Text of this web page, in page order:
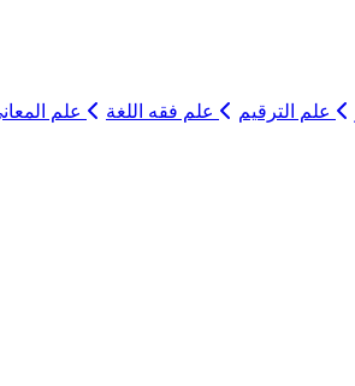
علم الترقيم علم فقه اللغة علم